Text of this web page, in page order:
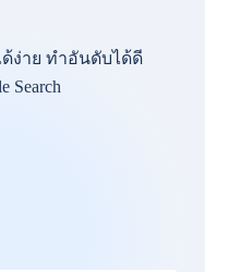
ด้ง่าย ทำอันดับได้ดี
Search